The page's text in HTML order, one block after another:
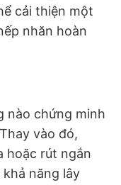
cải thiện một
nhăn hoàn
nào chứng minh
vào đó,
hoặc rút ngắn
năng lây